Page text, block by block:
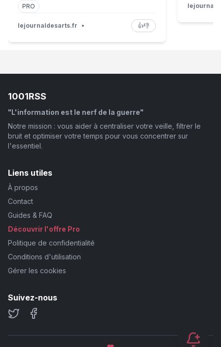
PRO
lejournaldesarts.fr • 👍👎
1001RSS
"L'information est le nerf de la guerre"
Notre mission : vous aider à centraliser votre veille, filtrer le
bruit et optimiser votre temps pour vous concentrer sur
l'essentiel.
Liens utiles
À propos
Contact
Guides & FAQ
Découvrir l'offre Pro
Politique de confidentialité
Conditions d'utilisation
Gérer les cookies
Suivez-nous